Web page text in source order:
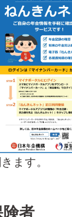
ます。
険者